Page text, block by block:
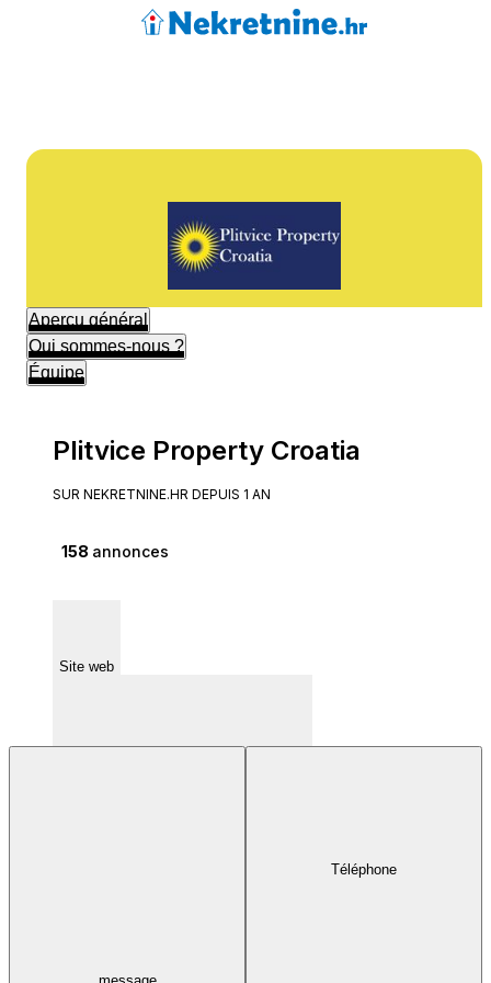
Aperçu général
Qui sommes-nous ?
Équipe
Plitvice Property Croatia
SUR NEKRETNINE.HR DEPUIS 1 AN
158 annonces
Site web
Téléphone